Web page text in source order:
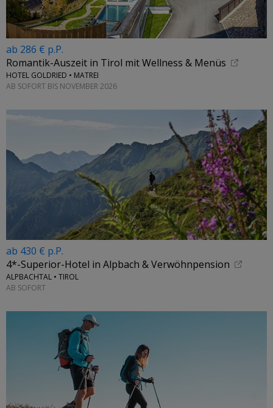
ab 286 € p.P.
Romantik-Auszeit in Tirol mit Wellness & Menüs
HOTEL GOLDRIED • MATREI
AB SOFORT BIS NOVEMBER 2026
ab 430 € p.P.
4*-Superior-Hotel in Alpbach & Verwöhnpension
ALPBACHTAL • TIROL
AB SOFORT